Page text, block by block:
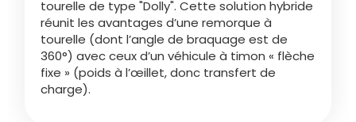
Česká republika
tourelle de type "Dolly". Cette solution hybride
réunit les avantages d’une remorque à
tourelle (dont l’angle de braquage est de
360°) avec ceux d’un véhicule à timon « flèche
fixe » (poids à l’œillet, donc transfert de
charge).